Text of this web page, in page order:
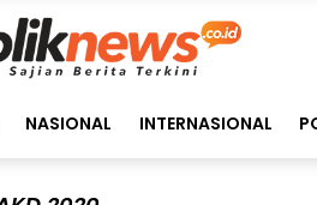
NASIONAL INTERNASIONAL